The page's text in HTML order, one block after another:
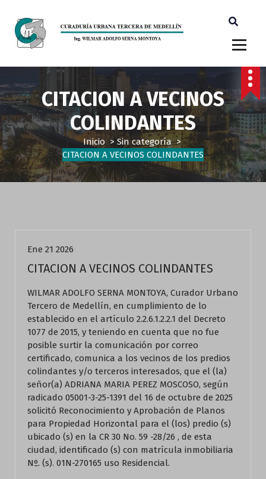
CITACION A VECINOS
COLINDANTES
Inicio>Sin categoría>
CITACION A VECINOS COLINDANTES
Ene 21 2026
CITACION A VECINOS COLINDANTES
WILMAR ADOLFO SERNA MONTOYA, Curador Urbano
Tercero de Medellín, en cumplimiento de lo
establecido en el artículo 2.2.6.1.2.2.1 del Decreto
1077 de 2015, y teniendo en cuenta que no fue
posible surtir la comunicación por correo
certificado, comunica a los vecinos de los predios
colindantes y/o terceros interesados, que el (la)
señor(a) ADRIANA MARIA PEREZ MOSCOSO, según
radicado 05001-3-25-1391 del 16 de octubre de 2025
solicitó Reconocimiento y Aprobación de Planos
para Propiedad Horizontal para el (los) predio (s)
ubicado (s) en la CR 30 No. 59 -28/26 , de esta
ciudad, identificado (s) con matrícula inmobiliaria
Nº. (s). 01N-270165 uso Residencial.